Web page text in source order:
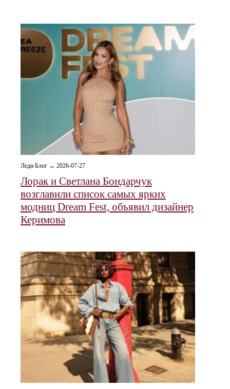
Леди Блог → 2026-07-27
Лорак и Светлана Бондарчук
возглавили список самых ярких
модниц Dream Fest, объявил дизайнер
Керимова